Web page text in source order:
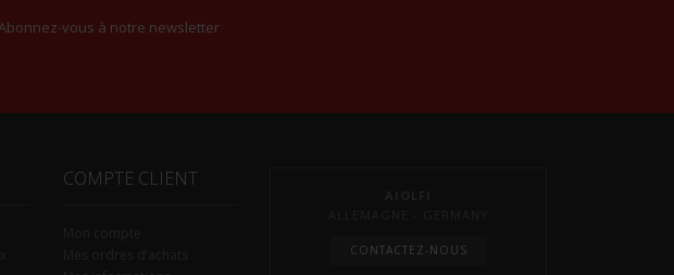
vous à notre newsletter
COMPTE CLIENT
CONTACTEZ-NOUS